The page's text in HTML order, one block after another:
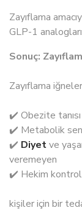
Zayıflama
GLP-1
Sonuç:
Zayıflama
✔️ Obezite
✔️ Metabolik
✔️ Diyetve
veremeyen
✔️ Hekim
kişiler için bir